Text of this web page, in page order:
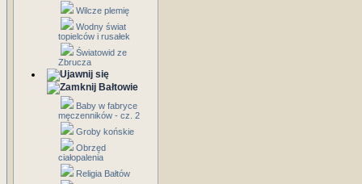
Wilcze plemię
Wodny świat
topielców i rusałek
Światowid ze
Zbrucza
Bałtowie
Baby w fabryce
męczenników - cz. 2
Groby końskie
Obrzęd
ciałopalenia
Religia Bałtów